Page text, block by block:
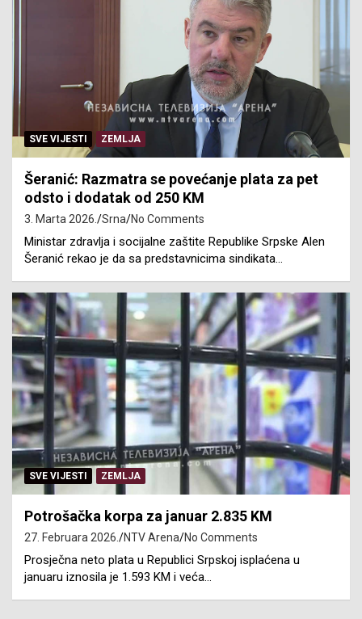
SVE VIJESTI ZEMLJA
Šeranić: Razmatra se povećanje plata za pet
odsto i dodatak od 250 KM
3. Marta 2026. Srna No Comments
Ministar zdravlja i socijalne zaštite Republike Srpske Alen
Šeranić rekao je da sa predstavnicima sindikata…
SVE VIJESTI ZEMLJA
Potrošačka korpa za januar 2.835 KM
27. Februara 2026. NTV Arena No Comments
Prosječna neto plata u Republici Srpskoj isplaćena u
januaru iznosila je 1.593 KM i veća…